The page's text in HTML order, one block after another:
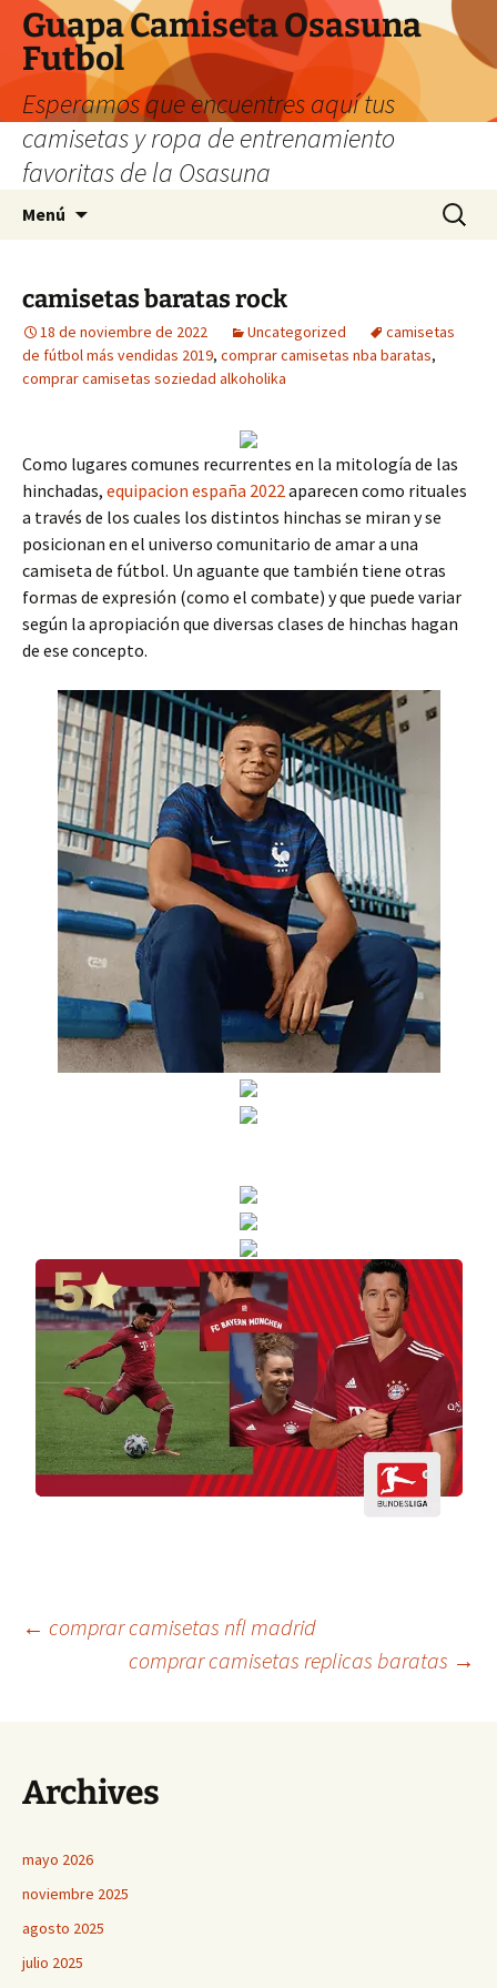
Guapa Camiseta Osasuna
Futbol
Esperamos que encuentres aquí tus
camisetas y ropa de entrenamiento
favoritas de la Osasuna
Menú Buscar:
camisetas baratas rock
18 de noviembre de 2022 Uncategorized
camisetas
de fútbol más vendidas 2019, comprar camisetas nba baratas,
comprar camisetas soziedad alkoholika
Como lugares comunes recurrentes en la mitología de las
hinchadas, equipacion españa 2022aparecen como rituales
a través de los cuales los distintos hinchas se miran y se
posicionan en el universo comunitario de amar a una
camiseta de fútbol. Un aguante que también tiene otras
formas de expresión (como el combate) y que puede variar
según la apropiación que diversas clases de hinchas hagan
de ese concepto.
Navegación
entradas
← comprar camisetas nfl madrid
comprar camisetas replicas baratas →
Archives
mayo 2026
noviembre 2025
agosto 2025
julio 2025